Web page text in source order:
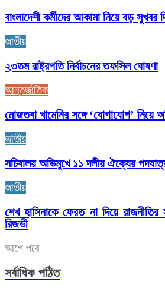
বাংলাদেশী কর্মীদের আকামা নিয়ে বড় সুখবর
জাতীয়
২৩তম রাষ্ট্রপতি নির্বাচনের তফসিল ঘোষণা
আন্তর্জাতিক
মোজতবা খামেনির সঙ্গে ‘যোগাযোগ’ নিয়ে
জাতীয়
সচিবালয় অভিমুখে ১১ দলীয় ঐক্যের
জাতীয়
শেখ হাসিনাকে ফেরত না দিয়ে
রিজভী
আগে পরে
সর্বাধিক পঠিত